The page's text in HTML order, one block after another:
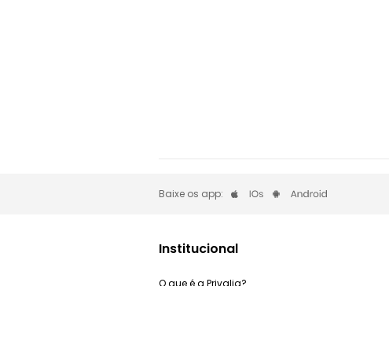
Baixe os app:
Institucional
O que é a Privalia?